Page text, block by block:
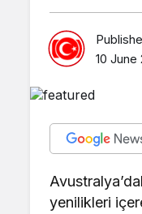
10 June
yenilikleri